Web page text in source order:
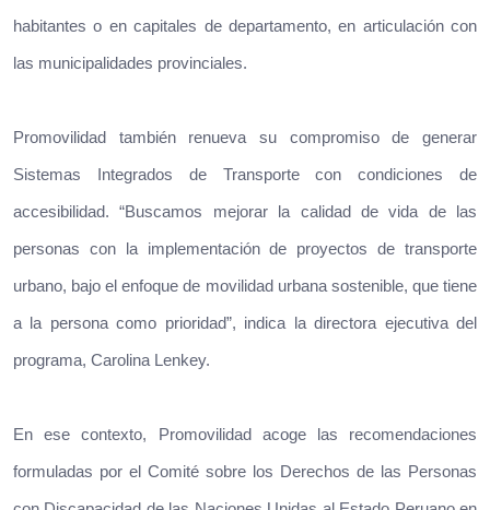
habitantes o en capitales de departamento, en articulación con
las municipalidades provinciales.
Promovilidad también renueva su compromiso de generar
Sistemas Integrados de Transporte con condiciones de
accesibilidad. “Buscamos mejorar la calidad de vida de las
personas con la implementación de proyectos de transporte
urbano, bajo el enfoque de movilidad urbana sostenible, que tiene
a la persona como prioridad”, indica la directora ejecutiva del
programa, Carolina Lenkey.
En ese contexto, Promovilidad acoge las recomendaciones
formuladas por el Comité sobre los Derechos de las Personas